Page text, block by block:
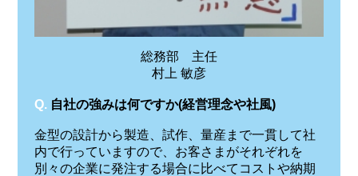
総務部 主任
村上 敏彦
Q. 自社の強みは何ですか(経営理念や社風)
金型の設計から製造、試作、量産まで一貫して社
内で行っていますので、お客さまがそれぞれを
別々の企業に発注する場合に比べてコストや納期